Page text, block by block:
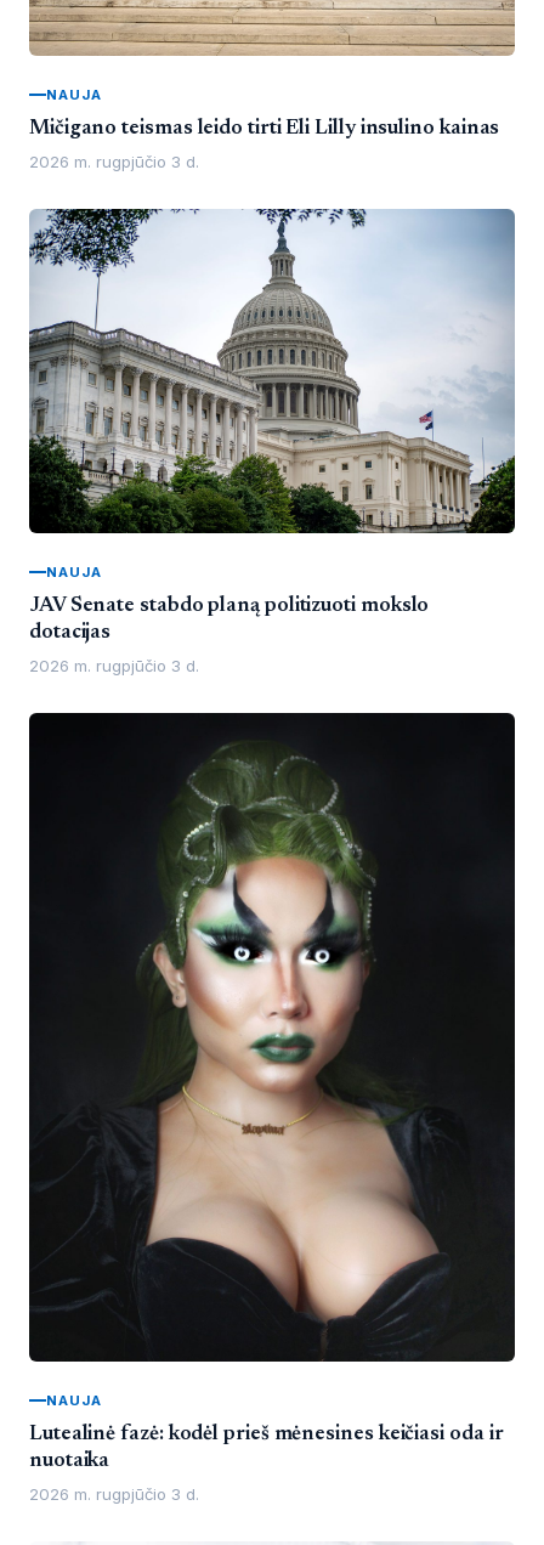
NAUJA
Mičigano teismas leido tirti Eli Lilly insulino kainas
2026 m. rugpjūčio 3 d.
NAUJA
JAV Senate stabdo planą politizuoti mokslo
dotacijas
2026 m. rugpjūčio 3 d.
NAUJA
Lutealinė fazė: kodėl prieš mėnesines keičiasi oda ir
nuotaika
2026 m. rugpjūčio 3 d.